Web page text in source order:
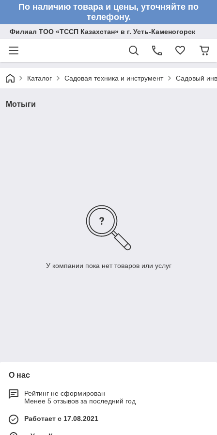
По наличию товара и цены, уточняйте по
телефону.
Филиал ТОО «ТССП Казахстан» в г. Усть-Каменогорск
Каталог Садовая техника и инструмент Садовый
Мотыги
У компании пока нет товаров или услуг
О нас
Рейтинг не сформирован
Менее 5 отзывов за последний год
Работает с 17.08.2021